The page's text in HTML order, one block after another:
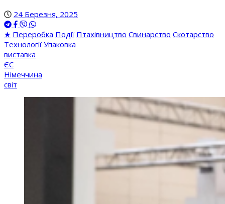
24 Березня, 2025
★ Переробка Події Птахівництво Свинарство Скотарство
Технології Упаковка
виставка
ЄС
Німеччина
світ